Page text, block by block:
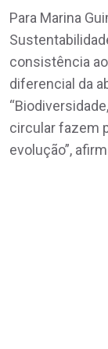
Para Marina
consistência
diferencial da
circular fazem
evolução”,